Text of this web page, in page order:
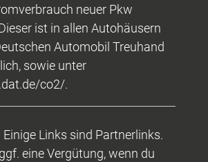
neuer Pkw
ist in allen Autohäusern
Automobil Treuhand
sowie unter
co2/.
Links sind Partnerlinks.
eine Vergütung, wenn du